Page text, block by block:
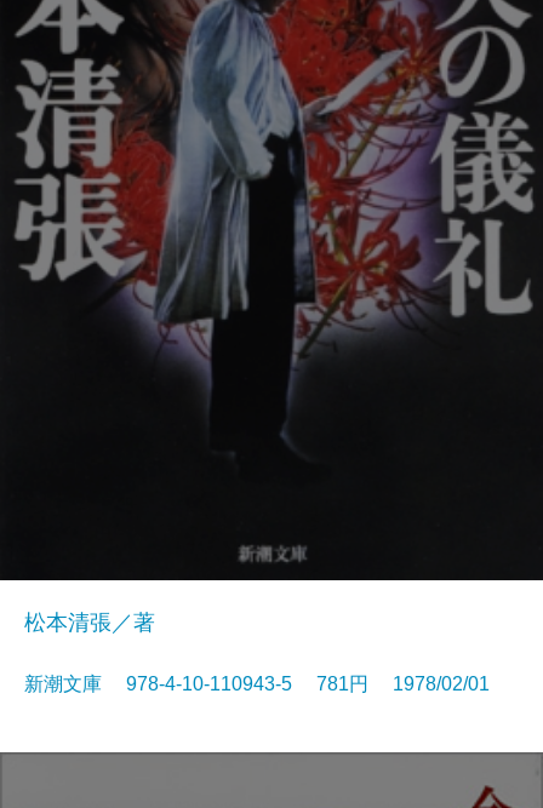
松本清張／著
新潮文庫 978-4-10-110943-5 781円 1978/02/01